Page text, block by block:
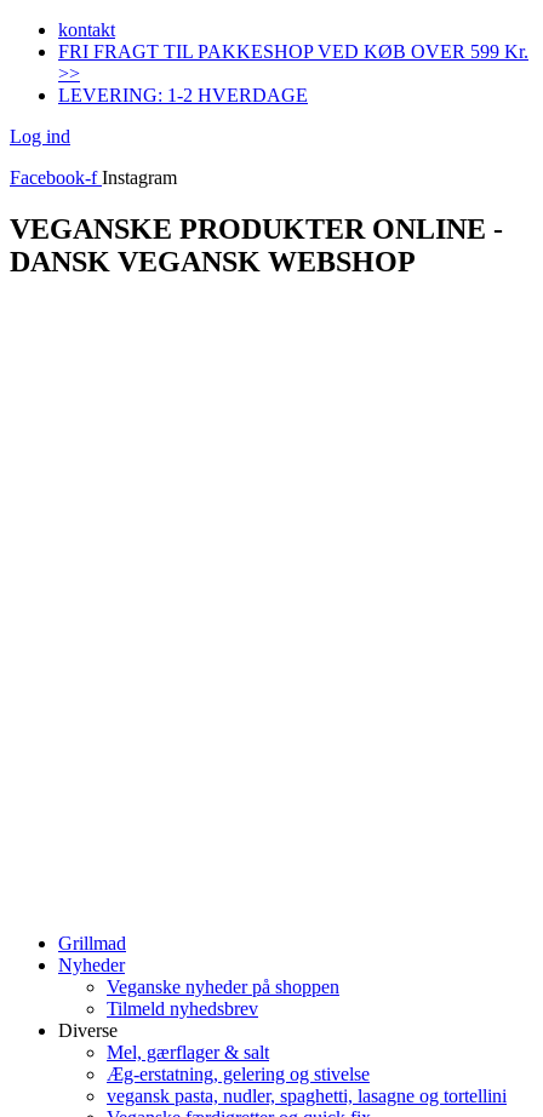
Videre
indhold
kontakt
FRI FRAGT TIL PAKKESHOP VED KØB OVER 599 Kr.
>>
LEVERING: 1-2 HVERDAGE
Log ind
Facebook-f Instagram
VEGANSKE PRODUKTER ONLINE -
DANSK VEGANSK WEBSHOP
Grillmad
Nyheder
Veganske nyheder på shoppen
Tilmeld nyhedsbrev
Diverse
Mel, gærflager & salt
Æg-erstatning, gelering og stivelse
vegansk pasta, nudler, spaghetti, lasagne og tortellini